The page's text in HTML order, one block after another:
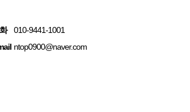
010-9441-1001
ntop0900@naver.com